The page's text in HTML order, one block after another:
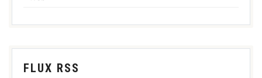
FLUX RSS